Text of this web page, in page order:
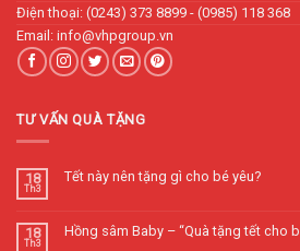
Điện thoại: (0243) 373 8899 - (0985) 118 368
Email: info@vhpgroup.vn
TƯ VẤN QUÀ TẶNG
18
Th3
Tết này nên tặng gì cho bé yêu?
18
Th3
Hồng sâm Baby – “Quà tặng tết cho